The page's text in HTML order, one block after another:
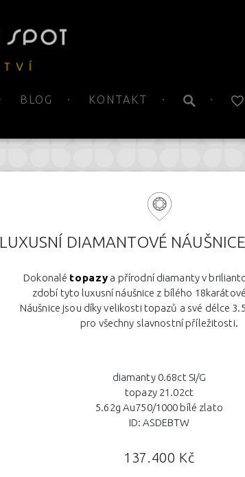
BLOG KONTAKT
LUXUSNÍ DIAMANTOVÉ
Dokonalé topazy a přírodní diamanty v
zdobí tyto luxusní náušnice z bílého
Náušnice jsou díky velikosti topazů a své délce
pro všechny slavnostní příležitosti.
diamanty 0.68ct SI/G
topazy 21.02ct
5.62g Au750/1000 bílé zlato
ID: ASDEBTW
137.400 Kč